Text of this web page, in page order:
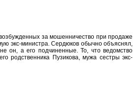
за мошенничество при продаже
экс-министра. Сердюков обычно объяснял,
он, а его подчиненные. То, что ведомство
родственника Пузикова, мужа сестры экс-